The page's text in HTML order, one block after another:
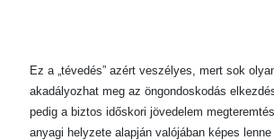
Ez a „tévedés” azért veszélyes, mert sok
akadályozhat meg az öngondoskodás
pedig a biztos időskori jövedelem
anyagi helyzete alapján valójában képes lenne